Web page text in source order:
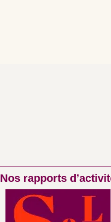
Nos rapports